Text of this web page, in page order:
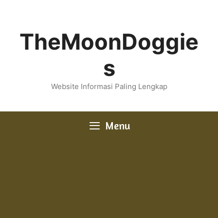
TheMoonDoggie
s
Website Informasi Paling Lengkap
Menu